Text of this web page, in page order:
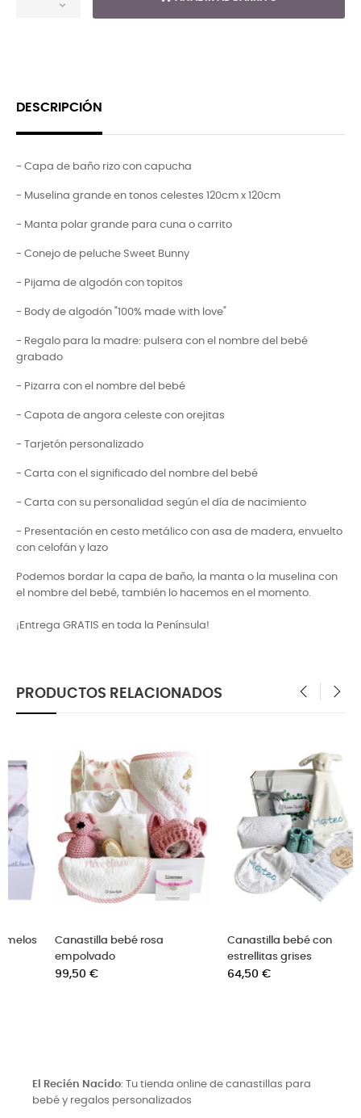
DESCRIPCIÓN
- Capa de baño rizo con capucha
- Muselina grande en tonos celestes 120cm x 120cm
- Manta polar grande para cuna o carrito
- Conejo de peluche Sweet Bunny
- Pijama de algodón con topitos
- Body de algodón "100% made with love"
- Regalo para la madre: pulsera con el nombre del bebé
grabado
- Pizarra con el nombre del bebé
- Capota de angora celeste con orejitas
- Tarjetón personalizado
- Carta con el significado del nombre del bebé
- Carta con su personalidad según el día de nacimiento
- Presentación en cesto metálico con asa de madera, envuelto
con celofán y lazo
Podemos bordar la capa de baño, la manta o la muselina con
el nombre del bebé, también lo hacemos en el momento.
¡Entrega GRATIS en toda la Península!
PRODUCTOS RELACIONADOS
Canastilla bebé rosa
empolvado
99,50 €
Canastilla bebé con
estrellitas grises
64,50 €
El Recién Nacido: Tu tienda online de canastillas para
bebé y regalos personalizados